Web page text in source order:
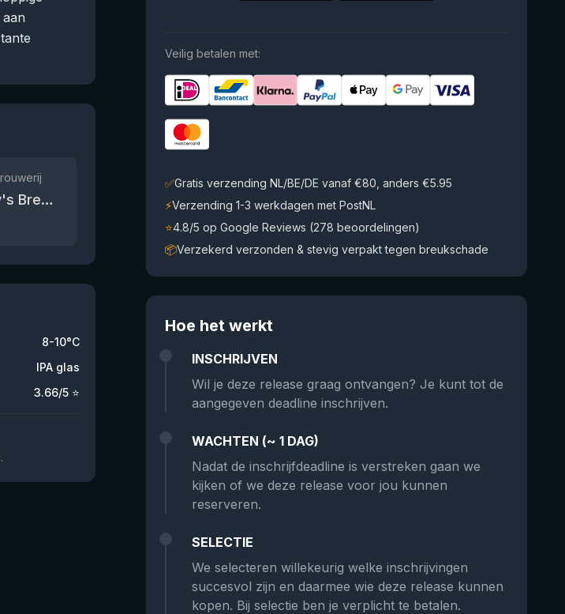
Polly's Brew Co.
8-10°C
IPA glas
3.66/5 ⭐
Veilig betalen met:
✅Gratis verzending NL/BE/DE vanaf €80, anders €5.95
⚡Verzending 1-3 werkdagen met PostNL
⭐4.8/5 op Google Reviews (278 beoordelingen)
📦Verzekerd verzonden & stevig verpakt tegen breukschade
Hoe het werkt
INSCHRIJVEN
Wil je deze release graag ontvangen? Je kunt tot de
aangegeven deadline inschrijven.
WACHTEN (~ 1 DAG)
Nadat de inschrijfdeadline is verstreken gaan we
kijken of we deze release voor jou kunnen
reserveren.
SELECTIE
We selecteren willekeurig welke inschrijvingen
succesvol zijn en daarmee wie deze release kunnen
kopen. Bij selectie ben je verplicht te betalen.